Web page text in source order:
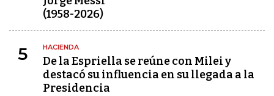
(1958-2026)
5 HACIENDA
De la Espriella se reúne con Milei y
destacó su influencia en su llegada a la
Presidencia